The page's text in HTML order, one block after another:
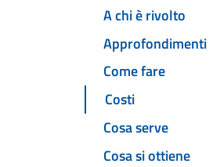
A chi è rivolto
Approfondimenti
Come fare
Costi
Cosa serve
Cosa si ottiene